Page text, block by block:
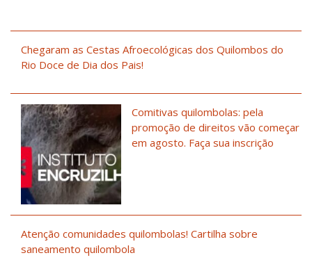
Chegaram as Cestas Afroecológicas dos Quilombos do
Rio Doce de Dia dos Pais!
Comitivas quilombolas: pela
promoção de direitos vão começar
em agosto. Faça sua inscrição
Atenção comunidades quilombolas! Cartilha sobre
saneamento quilombola